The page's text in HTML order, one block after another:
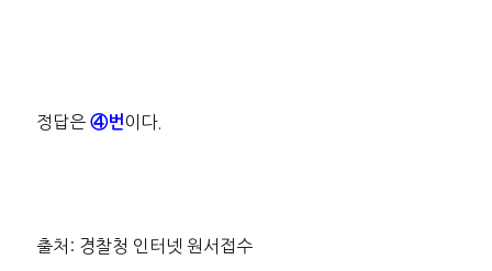
정답은④번 이다.
출처: 경찰청 인터넷 원서접수